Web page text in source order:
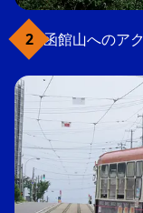
函館山へのア